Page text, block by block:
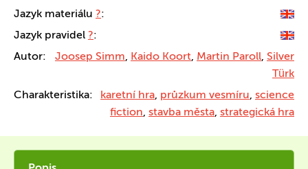
Jazyk materiálu ?:
Jazyk pravidel ?:
Autor:
Joosep Simm, Kaido Koort, Martin Paroll, Silver
Türk
Charakteristika:
karetní hra, průzkum vesmíru, science
fiction, stavba města, strategická hra